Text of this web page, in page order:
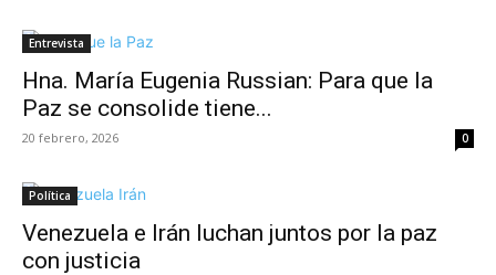
Entrevista
Hna. María Eugenia Russian: Para que la
Paz se consolide tiene...
20 febrero, 2026 0
Política
Venezuela e Irán luchan juntos por la paz
con justicia